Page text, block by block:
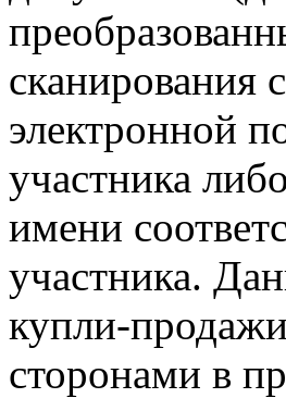
сканирования
электронной
участника
имени
участника.
купли-
сторонами в